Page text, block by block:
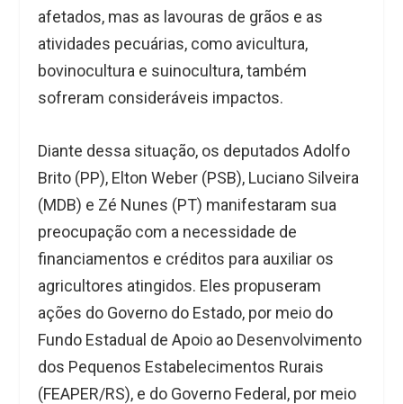
afetados, mas as lavouras de grãos e as
atividades pecuárias, como avicultura,
bovinocultura e suinocultura, também
sofreram consideráveis impactos.
Diante dessa situação, os deputados Adolfo
Brito (PP), Elton Weber (PSB), Luciano Silveira
(MDB) e Zé Nunes (PT) manifestaram sua
preocupação com a necessidade de
financiamentos e créditos para auxiliar os
agricultores atingidos. Eles propuseram
ações do Governo do Estado, por meio do
Fundo Estadual de Apoio ao Desenvolvimento
dos Pequenos Estabelecimentos Rurais
(FEAPER/RS), e do Governo Federal, por meio